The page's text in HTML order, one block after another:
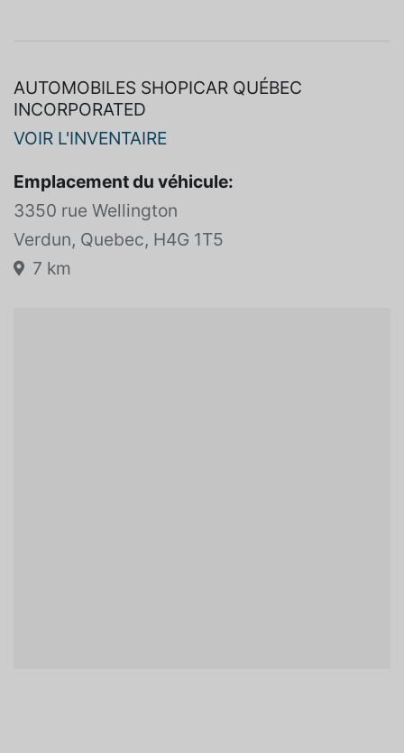
AUTOMOBILES SHOPICAR QUÉBEC
INCORPORATED
VOIR L'INVENTAIRE
Emplacement du véhicule:
3350 rue Wellington
Verdun, Quebec, H4G 1T5
7 km